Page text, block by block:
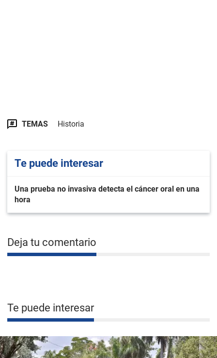
TEMAS Historia
Te puede interesar
Una prueba no invasiva detecta el cáncer oral en una
hora
Deja tu comentario
Te puede interesar